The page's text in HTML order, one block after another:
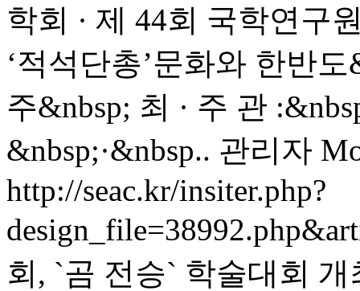
학회 · 제 44회 국학연구
‘적석단총’문화와 한반
주&nbsp; 최 · 주 관
&nbsp;·&nbsp.. 관리자
http://seac.kr/insiter.php?
회, `곰 전승` 학술대회 개